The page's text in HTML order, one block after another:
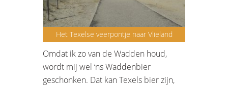
Het Texelse veerpontje naar Vlieland
Omdat ik zo van de Wadden houd,
wordt mij wel ‘ns Waddenbier
geschonken. Dat kan Texels bier zijn,